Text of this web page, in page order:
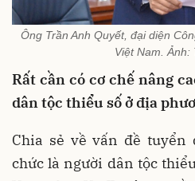
Ông Trần Anh Quyết, đại diện
Việt Nam. Ảnh:
Rất cần có cơ chế nâng
dân tộc thiểu số ở địa
Chia sẻ về vấn đề tuyển
chức là người dân tộc